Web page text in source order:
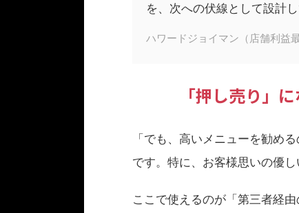
を、次への伏線として設計
ハワードジョイマン（店舗利益
「押し売り」
「でも、高いメニューを勧め
です。特に、お客様思いの優
ここで使えるのが「第三者経